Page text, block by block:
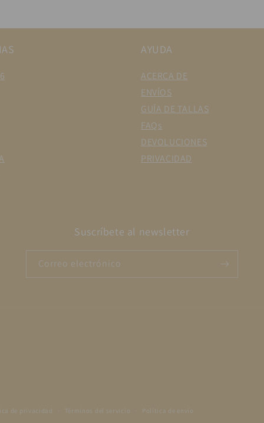
AYUDA
ACERCA DE
ENVÍOS
GUÍA DE TALLAS
FAQs
DEVOLUCIONES
PRIVACIDAD
Suscríbete al newsletter
Correo electrónico
de privacidad Términos del servicio Política de envío